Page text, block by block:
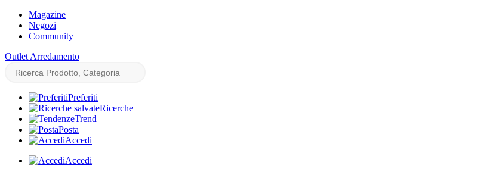
Magazine
Negozi
Community
Outlet Arredamento
Preferiti
Ricerche
Trend
Posta
Accedi
Accedi